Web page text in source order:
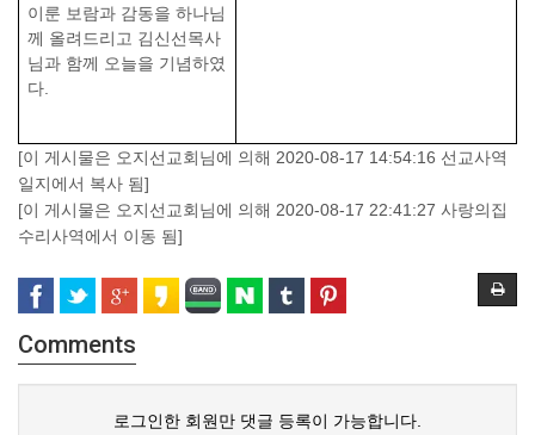
이룬 보람과 감동을 하나님
께 올려드리고 김신선목사
님과 함께 오늘을 기념하였
다.
[이 게시물은 오지선교회님에 의해 2020-08-17 14:54:16 선교사역
일지에서 복사 됨]
[이 게시물은 오지선교회님에 의해 2020-08-17 22:41:27 사랑의집
수리사역에서 이동 됨]
Comments
로그인한 회원만 댓글 등록이 가능합니다.